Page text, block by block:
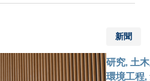
表示：「
久以來，
學界一直
析了深海
互補和
出一套由
體構成的
領導代表
流標誌雙
新聞
研究, 土
環境工程,